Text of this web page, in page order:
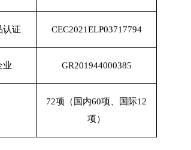
认证 CEC2021ELP03717794
业 GR201944000385
72项（国内60项、国际12
项）